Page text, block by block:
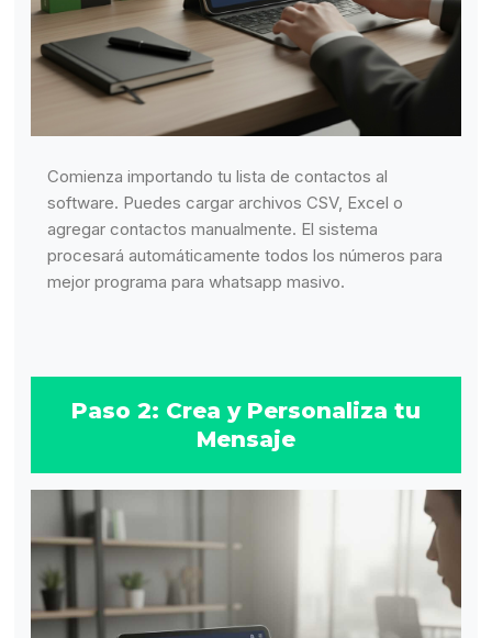
Comienza importando tu lista de contactos al
software. Puedes cargar archivos CSV, Excel o
agregar contactos manualmente. El sistema
procesará automáticamente todos los números para
mejor programa para whatsapp masivo.
Paso 2: Crea y Personaliza tu
Mensaje